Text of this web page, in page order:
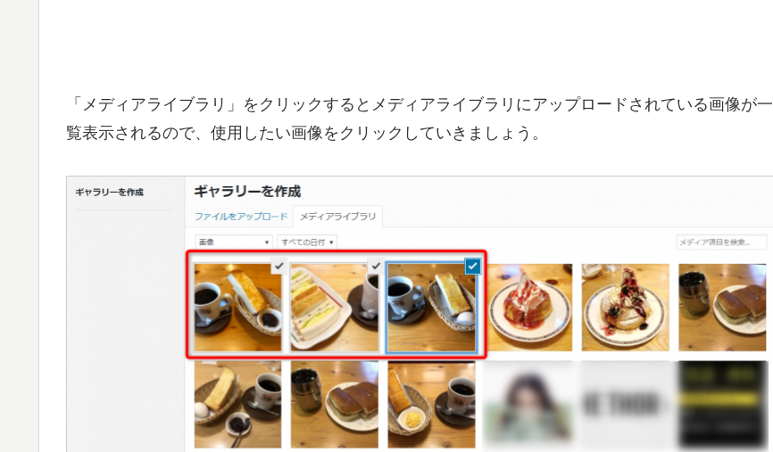
「メディアライブラリ」をクリックするとメディアライブラリにアップロードされている画像が一
覧表示されるので、使用したい画像をクリックしていきましょう。